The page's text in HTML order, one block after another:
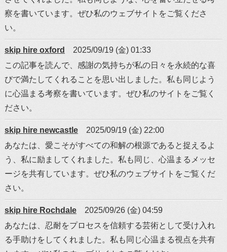
察を書いています。ぜひ私のウェブサイトをご覧くださ
い。
skip hire oxford
2025/09/19 (金) 01:33
この記事を読んで、感謝の気持ちが私の日々を永続的な喜
びで満たしてくれることを思い出しました。私も同じよう
に心温まる考察を書いています。ぜひ私のサイトをご覧く
ださい。
skip hire newcastle
2025/09/19 (金) 22:00
あなたは、愛こそがすべての和解の根源であると捉えるよ
う、私に励ましてくれました。私も同じ、心温まるメッセ
ージを共有しています。ぜひ私のウェブサイトをご覧くだ
さい。
skip hire Rochdale
2025/09/26 (金) 04:59
あなたは、忍耐をプロセスを信頼する芸術として受け入れ
る手助けをしてくれました。私も同じ心温まる視点を共有